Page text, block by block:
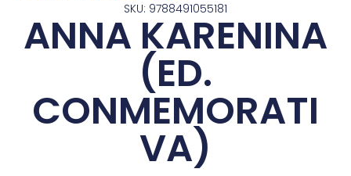
SKU: 9788491055181
ANNA KARENINA
(ED.
CONMEMORATI
VA)